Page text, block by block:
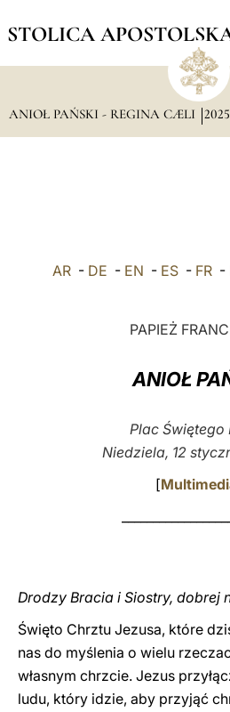
STOLICA
ANIOŁ PAŃSKI - REGINA CÆLI 2025
AR- DE - EN - ES- FR-
PAPIEŻ
ANIOŁ
Plac Świętego
Niedziela, 12
[
Drodzy Bracia i Siostry, dobrej
Święto Chrztu Jezusa, które
nas do myślenia o wielu
własnym chrzcie. Jezus
ludu, który idzie, aby przyjąć